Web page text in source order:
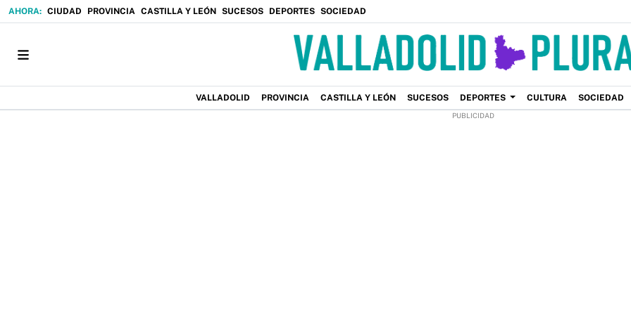
CIUDAD PROVINCIA CASTILLA Y LEÓN SUCESOS DEPORTES SOCIEDAD
VALLADOLID PROVINCIA CASTILLA Y LEÓN SUCESOS DEPORTES CULTURA SOCIEDAD